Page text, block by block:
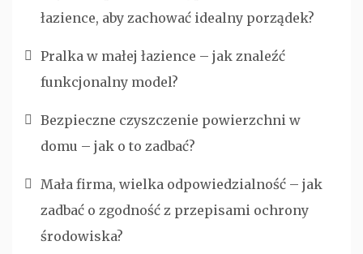
łazience, aby zachować idealny porządek?
Pralka w małej łazience – jak znaleźć
funkcjonalny model?
Bezpieczne czyszczenie powierzchni w
domu – jak o to zadbać?
Mała firma, wielka odpowiedzialność – jak
zadbać o zgodność z przepisami ochrony
środowiska?